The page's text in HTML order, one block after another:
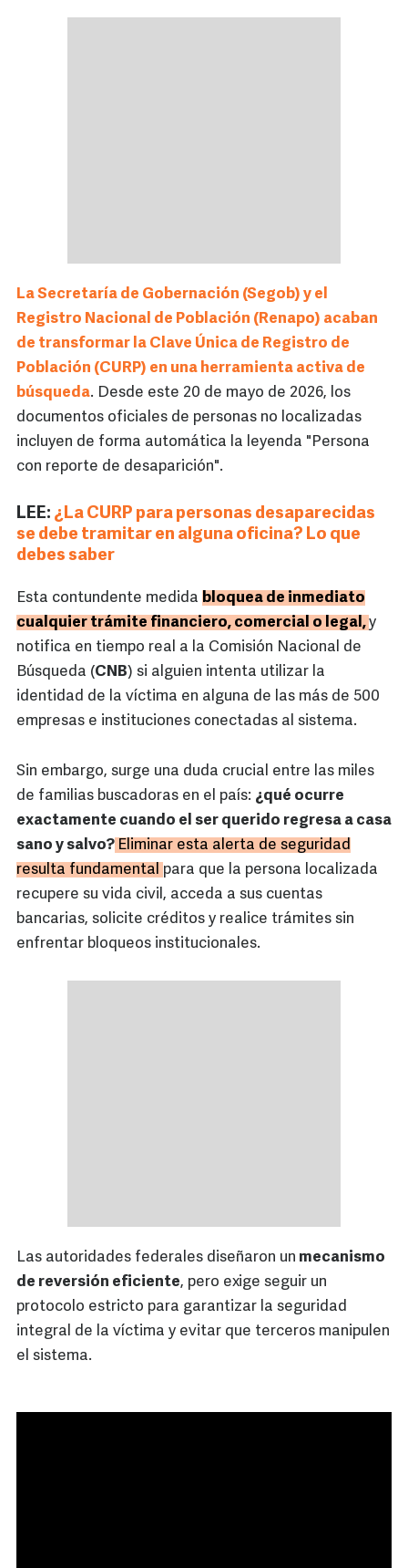
La Secretaría de Gobernación (Segob) y el
Registro Nacional de Población (Renapo) acaban
de transformar la Clave Única de Registro de
Población (CURP) en una herramienta activa de
búsqueda. Desde este 20 de mayo de 2026, los
documentos oficiales de personas no localizadas
incluyen de forma automática la leyenda "Persona
con reporte de desaparición".
LEE: ¿La CURP para personas desaparecidas
se debe tramitar en alguna oficina? Lo que
debes saber
Esta contundente medida bloquea de inmediato
cualquier trámite financiero, comercial o legal,y
notifica en tiempo real a la Comisión Nacional de
Búsqueda (CNB) si alguien intenta utilizar la
identidad de la víctima en alguna de las más de 500
empresas e instituciones conectadas al sistema.
Sin embargo, surge una duda crucial entre las miles
de familias buscadoras en el país: ¿qué ocurre
exactamente cuando el ser querido regresa a casa
sano y salvo? Eliminar esta alerta de seguridad
resulta fundamental para que la persona localizada
recupere su vida civil, acceda a sus cuentas
bancarias, solicite créditos y realice trámites sin
enfrentar bloqueos institucionales.
Las autoridades federales diseñaron un mecanismo
de reversión eficiente, pero exige seguir un
protocolo estricto para garantizar la seguridad
integral de la víctima y evitar que terceros manipulen
el sistema.